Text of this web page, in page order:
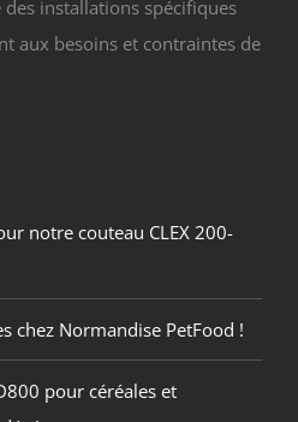
des installations spécifiques
aux besoins et contraintes de
notre couteau CLEX 200-
chez Normandise PetFood !
pour céréales et